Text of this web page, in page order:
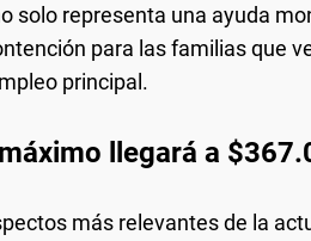
solo representa una ayuda
para las familias que
principal.
llegará a
más relevantes de la